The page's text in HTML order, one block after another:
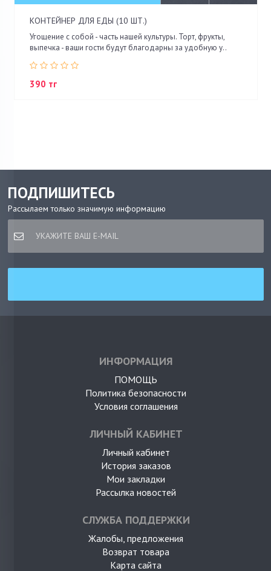
КОНТЕЙНЕР ДЛЯ ЕДЫ (10 ШТ.)
Угощение с собой - часть нашей культуры. Торт, фрукты,
выпечка - ваши гости будут благодарны за удобную у..
390 тг
ПОДПИШИТЕСЬ
Рассылаем только значимую информацию
ИНФОРМАЦИЯ
ПОМОЩЬ
Политика безопасности
Условия соглашения
ЛИЧНЫЙ КАБИНЕТ
Личный кабинет
История заказов
Мои закладки
Рассылка новостей
СЛУЖБА ПОДДЕРЖКИ
Жалобы, предложения
Возврат товара
Карта сайта